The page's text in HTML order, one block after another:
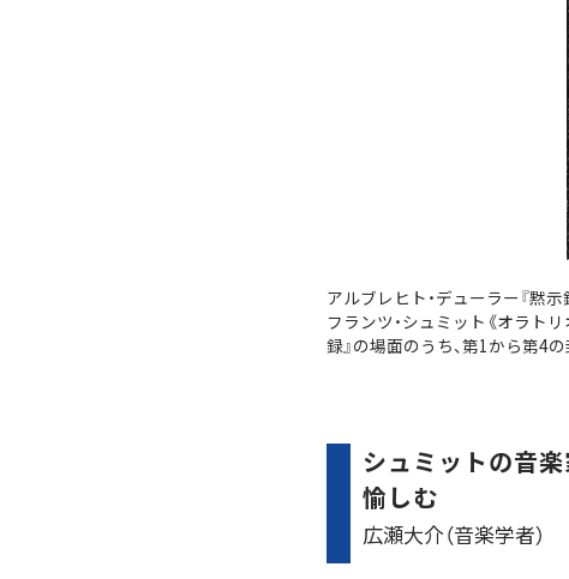
アルブレヒト・デューラー『黙示
フランツ・シュミット《オラト
録』の場面のうち、第1から第4
シュミットの音
愉しむ
広瀬大介（音楽学者）